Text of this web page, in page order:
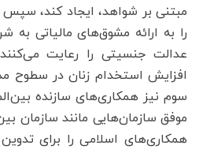
مبتنی بر شواهد، ایجاد کند،
را به ارائه مشوق‌های مالیاتی به
عدالت جنسیتی را رعایت
افزایش استخدام زنان در سطوح
سوم نیز همکاری‌های سازنده
همکاری‌های اسلامی را برای